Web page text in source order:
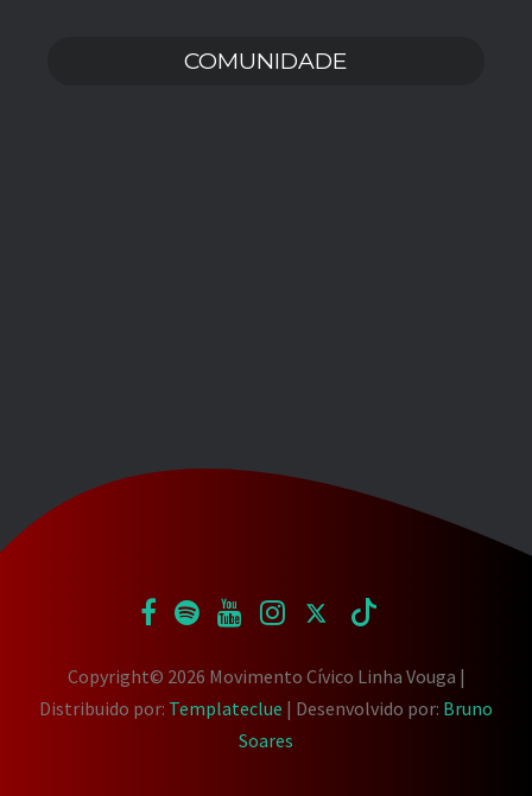
COMUNIDADE
Copyright© 2026 Movimento Cívico Linha Vouga |
Distribuido por: Templateclue | Desenvolvido por: Bruno
Soares